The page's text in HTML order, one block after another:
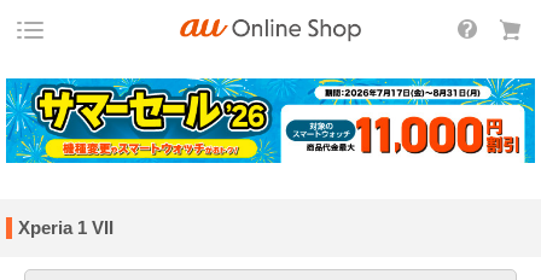
Xperia 1 VII